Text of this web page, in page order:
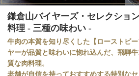
鎌倉山バイヤーズ・セレクショ
料理 - 三種の味わい -
牛肉の本質を知り尽くした【ローストビ
ヤーが品質と味わいに惚れ込んだ、飛騨
質な肉料理。
老舗が自信を持っておすすめする特別な